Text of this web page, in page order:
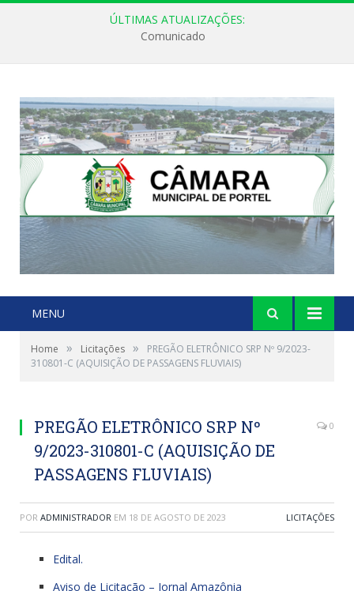
ÚLTIMAS ATUALIZAÇÕES:
Comunicado
MENU
Home » Licitações »
PREGÃO ELETRÔNICO SRP Nº 9/2023-
310801-C (AQUISIÇÃO DE PASSAGENS FLUVIAIS)
PREGÃO ELETRÔNICO SRP Nº
9/2023-310801-C (AQUISIÇÃO DE
PASSAGENS FLUVIAIS)
0
POR ADMINISTRADOR EM 18 DE AGOSTO DE 2023 LICITAÇÕES
Edital.
Aviso de Licitação – Jornal Amazônia